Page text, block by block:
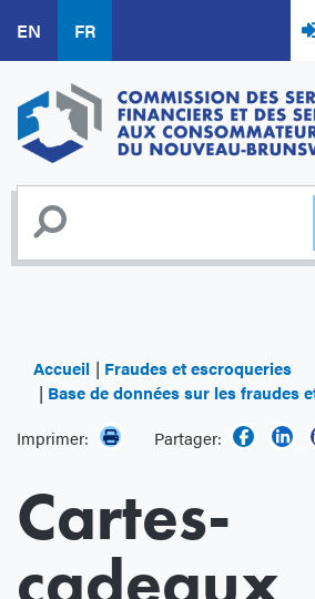
au
contenu
principal
EN FR
Accueil
Fraudes et escroqueries
Base de données sur les fraudes
Imprimer:
Partager:
Cartes-